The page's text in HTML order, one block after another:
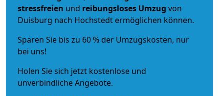
stressfreien und reibungsloses Umzug von
Duisburg nach Hochstedt ermöglichen können.
Sparen Sie bis zu 60 % der Umzugskosten, nur
bei uns!
Holen Sie sich jetzt kostenlose und
unverbindliche Angebote.